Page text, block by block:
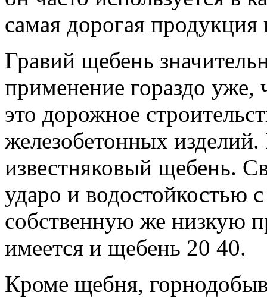
самая дорогая продукция
Гравий щебень
применение гораздо
это дорожное
железобетонных
известняковый щебень.
ударо и водостойкостью
собственную же низкую
имеется и щебень 20 40.
Кроме щебня,